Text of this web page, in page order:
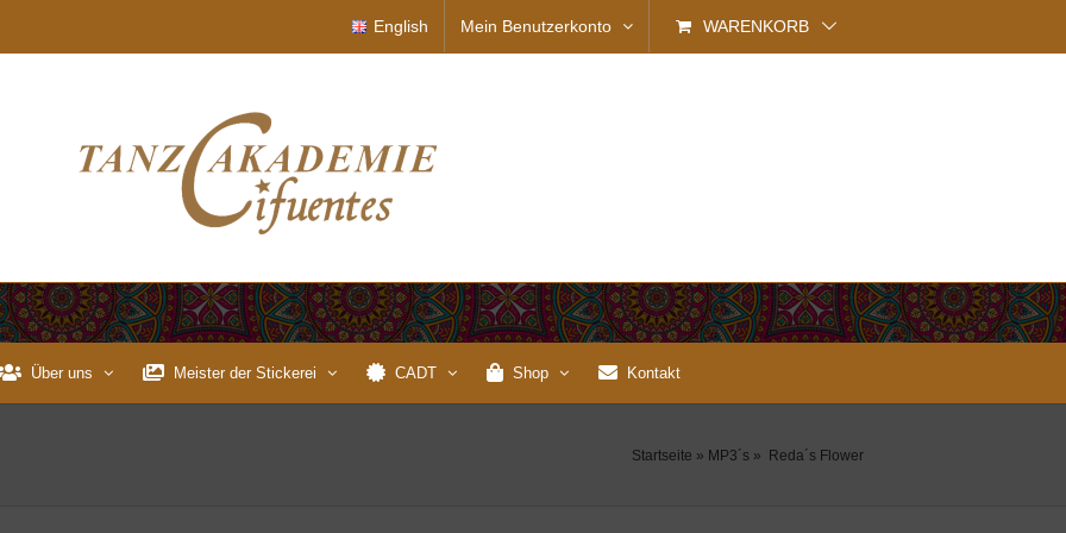
English Mein Benutzerkonto WARENKORB
Über uns Meister der Stickerei CADT Shop Kontakt
Startseite » MP3´s » Reda´s Flower